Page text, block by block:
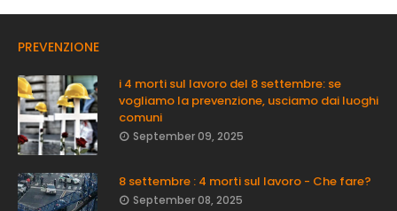
PREVENZIONE
i 4 morti sul lavoro del 8 settembre: se
vogliamo la prevenzione, usciamo dai luoghi
comuni
September 09, 2025
8 settembre : 4 morti sul lavoro - Che fare?
September 08, 2025